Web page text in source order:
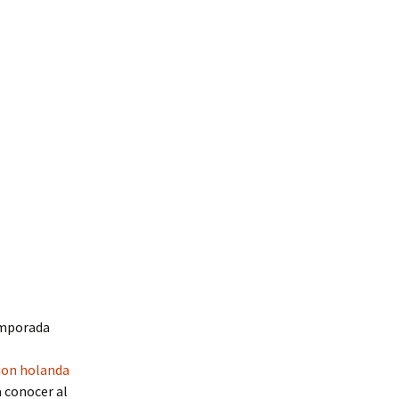
holanda
conocer al